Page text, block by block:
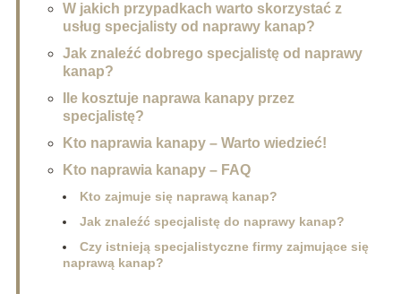
W jakich przypadkach warto skorzystać z
usług specjalisty od naprawy kanap?
Jak znaleźć dobrego specjalistę od naprawy
kanap?
Ile kosztuje naprawa kanapy przez
specjalistę?
Kto naprawia kanapy – Warto wiedzieć!
Kto naprawia kanapy – FAQ
Kto zajmuje się naprawą kanap?
Jak znaleźć specjalistę do naprawy kanap?
Czy istnieją specjalistyczne firmy zajmujące się
naprawą kanap?